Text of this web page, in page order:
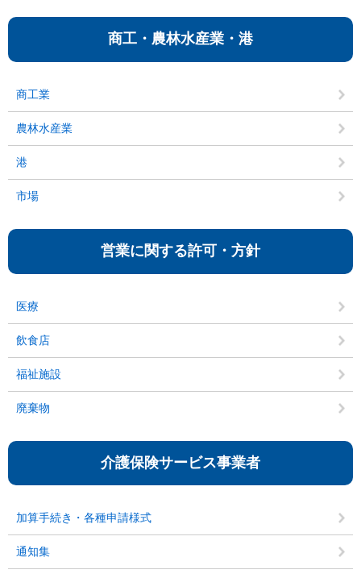
商工・農林水産業・港
商工業
農林水産業
港
市場
営業に関する許可・方針
医療
飲食店
福祉施設
廃棄物
介護保険サービス事業者
加算手続き・各種申請様式
通知集